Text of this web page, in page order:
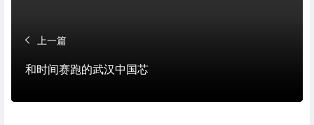
上一篇
和时间赛跑的武汉中国芯